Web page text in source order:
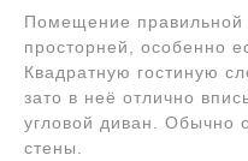
Помещение
просторней, особенно
Квадратную гостиную
зато в неё отлично
угловой диван. Обычно
стены.